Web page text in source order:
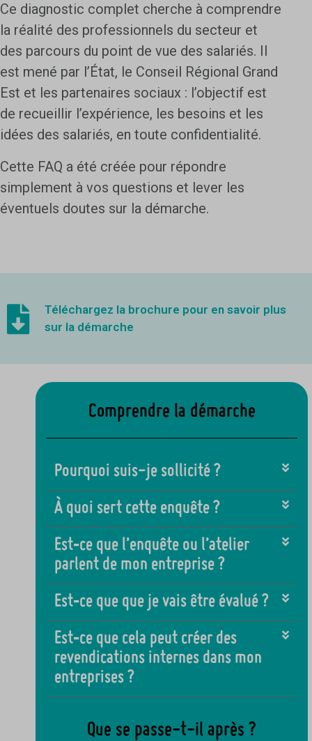
Ce diagnostic complet cherche à comprendre
la réalité des professionnels du secteur et
des parcours du point de vue des salariés. Il
est mené par l’État, le Conseil Régional Grand
Est et les partenaires sociaux : l’objectif est
de recueillir l’expérience, les besoins et les
idées des salariés, en toute confidentialité.
Cette FAQ a été créée pour répondre
simplement à vos questions et lever les
éventuels doutes sur la démarche.
Téléchargez la brochure pour en savoir plus
sur la démarche
Comprendre la démarche
Pourquoi suis-je sollicité ?
À quoi sert cette enquête ?
Est‑ce que l’enquête ou l’atelier
parlent de mon entreprise ?
Est‑ce que que je vais être évalué ?
Est‑ce que cela peut créer des
revendications internes dans mon
entreprises ?
Que se passe-t-il après ?